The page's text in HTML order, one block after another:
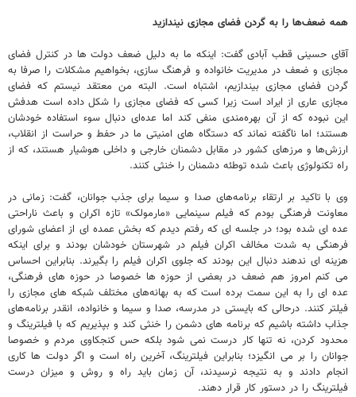
همه ضعف‌ها را به گردن فضای مجازی نیندازید
آقای حسینی قطب آبادی گفت: اینکه ما به دلیل ضعف دولت ها در کنترل فضای
مجازی و ضعف در مدیریت خانواده و فرهنگ سازی، بخواهیم مشکلات را صرفا به
گردن فضای مجازی بیندازیم، اشتباه است. البته من معتقد نیستم که فضای
مجازی عاری از ایراد است زیرا کسی که فضای مجازی را شکل داده است هدفش
این نبوده که از آن بهره‌مندی منفی کند اما عده‌ای دنبال سوء استفاده خودشان
هستند؛ اما ناگفته نماند که دستگاه های امنیتی ما در حفط و حراست از انقلاب،
ارزش‌ها و مرزهای کشور در مقابل دشمنان خارجی و داخلی هوشیار هستند، که از
راه تکنولوژی باعث شده توطئه دشمنان را خنثی کنند.
وی با تاکید بر ارتقاء برنامه‌های صدا و سیما برای جذب جوانان، گفت: زمانی در
معاونت فرهنگی بودم که فیلم سینمایی «مارمولک» تازه اکران و باعث ناراحتی
عده ای شده بود؛ در جلسه ای که رفتم دیدم که بخش عمده ای از اعضای شورای
فرهنگی به شدت مخالف اکران فیلم در شهرستان خودشان بودند و برای اینکه
هزینه ای ندهند دنبال این بودند که جلوی اکران فیلم را بگیرند. بنابراین احساس
می کنم امروز هم ضعف در بعضی از حوزه ها خصوصا در حوزه های فرهنگی،
عده ای را به این سمت برده است که به بهانه‌های مختلف شبکه های مجازی را
فیلتر کنند. درحالی که بایستی در مدرسه، صدا و سیما و خانواده، انقدر برنامه‌های
جذاب داشته باشیم که برنامه های دشمن را خنثی کند و بپذیریم که با فیلترینگ و
محدود کردن، نه تنها کار درست نمی شود بلکه حس کنجکاوی مردم و خصوصا
جوانان را بر می انگیزد؛ بنابراین فیلترینگ، آخرین راه است و اگر دولت ها کاری
انجام دادند و به نتیجه نرسیدند، آن زمان باید راه و روش و میزان درست
فیلترینگ را در دستور کار قرار دهند.